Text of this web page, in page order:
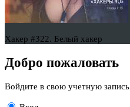
Хакер #322. Белый хакер
Добро пожаловать
Войдите в свою учетную запись